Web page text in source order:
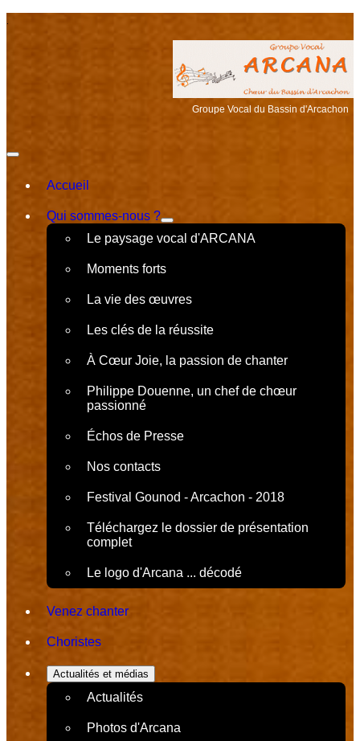
Groupe Vocal du Bassin d'Arcachon
Accueil
Qui sommes-nous ?
Le paysage vocal d'ARCANA
Moments forts
La vie des œuvres
Les clés de la réussite
À Cœur Joie, la passion de chanter
Philippe Douenne, un chef de chœur
passionné
Échos de Presse
Nos contacts
Festival Gounod - Arcachon - 2018
Téléchargez le dossier de présentation
complet
Le logo d'Arcana ... décodé
Venez chanter
Choristes
Actualités et médias
Actualités
Photos d'Arcana